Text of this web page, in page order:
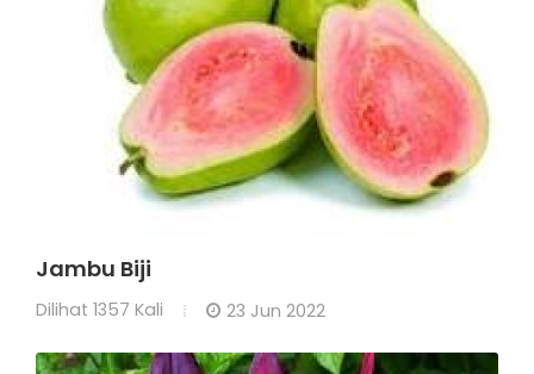
Jambu Biji
Dilihat 1357 Kali 23 Jun 2022